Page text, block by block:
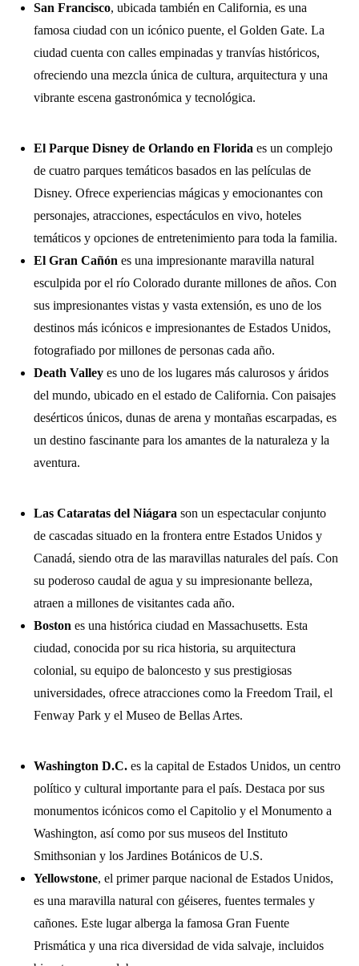
San Francisco, ubicada también en California, es una
famosa ciudad con un icónico puente, el Golden Gate. La
ciudad cuenta con calles empinadas y tranvías históricos,
ofreciendo una mezcla única de cultura, arquitectura y una
vibrante escena gastronómica y tecnológica.
El Parque Disney de Orlando en Florida es un complejo
de cuatro parques temáticos basados en las películas de
Disney. Ofrece experiencias mágicas y emocionantes con
personajes, atracciones, espectáculos en vivo, hoteles
temáticos y opciones de entretenimiento para toda la familia.
El Gran Cañón es una impresionante maravilla natural
esculpida por el río Colorado durante millones de años. Con
sus impresionantes vistas y vasta extensión, es uno de los
destinos más icónicos e impresionantes de Estados Unidos,
fotografiado por millones de personas cada año.
Death Valley es uno de los lugares más calurosos y áridos
del mundo, ubicado en el estado de California. Con paisajes
desérticos únicos, dunas de arena y montañas escarpadas, es
un destino fascinante para los amantes de la naturaleza y la
aventura.
Las Cataratas del Niágarason un espectacular conjunto
de cascadas situado en la frontera entre Estados Unidos y
Canadá, siendo otra de las maravillas naturales del país. Con
su poderoso caudal de agua y su impresionante belleza,
atraen a millones de visitantes cada año.
Bostones una histórica ciudad en Massachusetts. Esta
ciudad, conocida por su rica historia, su arquitectura
colonial, su equipo de baloncesto y sus prestigiosas
universidades, ofrece atracciones como la Freedom Trail, el
Fenway Park y el Museo de Bellas Artes.
Washington D.C. es la capital de Estados Unidos, un centro
político y cultural importante para el país. Destaca por sus
monumentos icónicos como el Capitolio y el Monumento a
Washington, así como por sus museos del Instituto
Smithsonian y los Jardines Botánicos de U.S.
Yellowstone, el primer parque nacional de Estados Unidos,
es una maravilla natural con géiseres, fuentes termales y
cañones. Este lugar alberga la famosa Gran Fuente
Prismática y una rica diversidad de vida salvaje, incluidos